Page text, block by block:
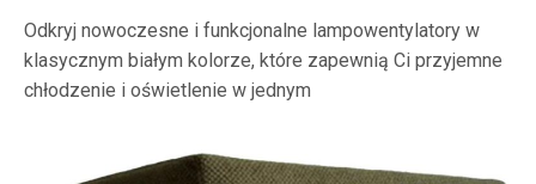
Odkryj nowoczesne i funkcjonalne lampowentylatory w
klasycznym białym kolorze, które zapewnią Ci przyjemne
chłodzenie i oświetlenie w jednym